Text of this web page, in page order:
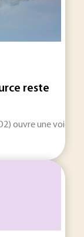
reste
ouvre une voie